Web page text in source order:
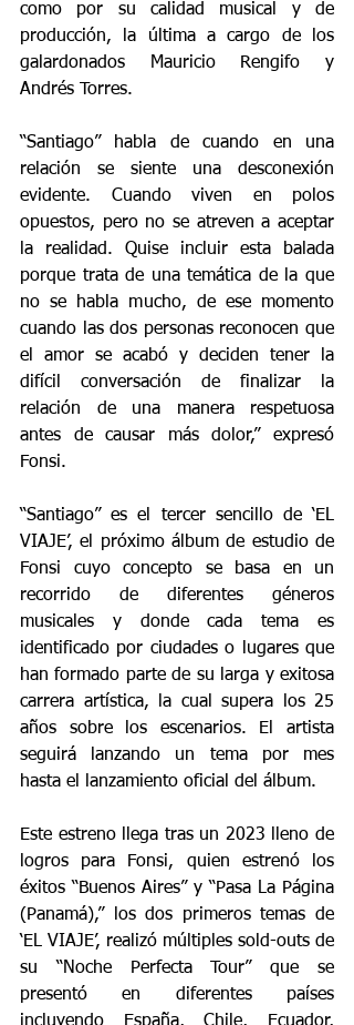
como por su calidad musical y de
producción, la última a cargo de los
galardonados Mauricio Rengifo y
Andrés Torres.
“Santiago” habla de cuando en una
relación se siente una desconexión
evidente. Cuando viven en polos
opuestos, pero no se atreven a aceptar
la realidad. Quise incluir esta balada
porque trata de una temática de la que
no se habla mucho, de ese momento
cuando las dos personas reconocen que
el amor se acabó y deciden tener la
difícil conversación de finalizar la
relación de una manera respetuosa
antes de causar más dolor,” expresó
Fonsi.
“Santiago” es el tercer sencillo de ‘EL
VIAJE’, el próximo álbum de estudio de
Fonsi cuyo concepto se basa en un
recorrido de diferentes géneros
musicales y donde cada tema es
identificado por ciudades o lugares que
han formado parte de su larga y exitosa
carrera artística, la cual supera los 25
años sobre los escenarios. El artista
seguirá lanzando un tema por mes
hasta el lanzamiento oficial del álbum.
Este estreno llega tras un 2023 lleno de
logros para Fonsi, quien estrenó los
éxitos “Buenos Aires” y “Pasa La Página
(Panamá),” los dos primeros temas de
‘EL VIAJE’, realizó múltiples sold-outs de
su “Noche Perfecta Tour” que se
presentó en diferentes países